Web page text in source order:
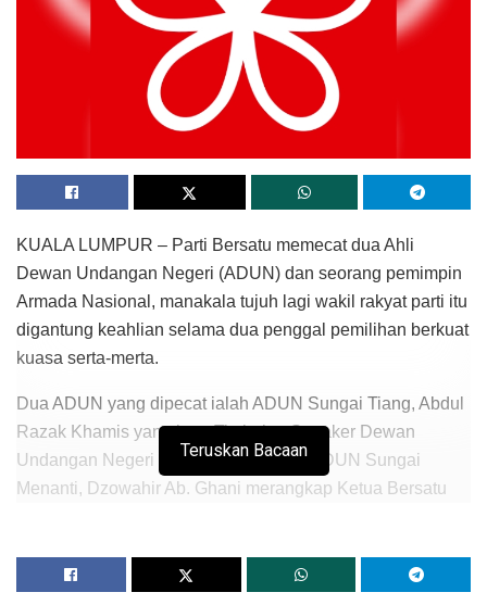
KUALA LUMPUR – Parti Bersatu memecat dua Ahli
Dewan Undangan Negeri (ADUN) dan seorang pemimpin
Armada Nasional, manakala tujuh lagi wakil rakyat parti itu
digantung keahlian selama dua penggal pemilihan berkuat
kuasa serta-merta.
Dua ADUN yang dipecat ialah ADUN Sungai Tiang, Abdul
Razak Khamis yang juga Timbalan Speaker Dewan
Undangan Negeri (DUN) Kedah serta ADUN Sungai
Menanti, Dzowahir Ab. Ghani merangkap Ketua Bersatu
Turut dipecat ialah Ketua Bersatu Bahagian Hulu Langat
yang juga Naib Ketua Armada Nasional, Muhammad Faiz
Teruskan Bacaan